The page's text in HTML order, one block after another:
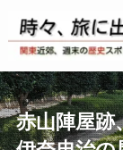
赤山陣屋跡